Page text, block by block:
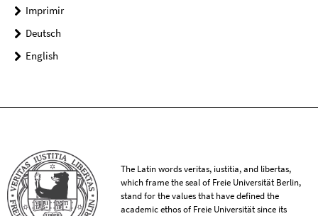
Imprimir
Deutsch
English
The Latin words veritas, iustitia, and libertas,
which frame the seal of Freie Universität Berlin,
stand for the values that have defined the
academic ethos of Freie Universität since its